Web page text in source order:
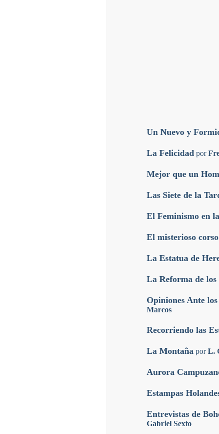
Un Nuevo y
La Felicidad por
Mejor que un
Las Siete de la
El Feminismo en
El misterioso
La Estatua de
La Reforma de los
Opiniones Ante
Marcos
Recorriendo las
La Montaña porL.
Aurora
Estampas
Entrevistas de
Gabriel Sexto